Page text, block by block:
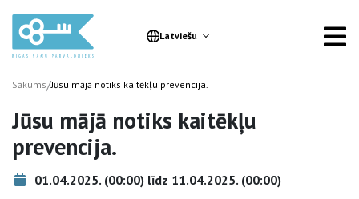
Latviešu
Sākums/Jūsu mājā notiks kaitēkļu prevencija.
Jūsu mājā notiks kaitēkļu
prevencija.
01.04.2025. (00:00) līdz 11.04.2025. (00:00)